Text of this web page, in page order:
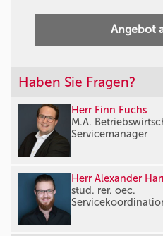
Angebot
Haben Sie Fragen?
Herr Finn Fuchs
M.A.
Servicemanager
Herr Alexander
stud. rer. oec.